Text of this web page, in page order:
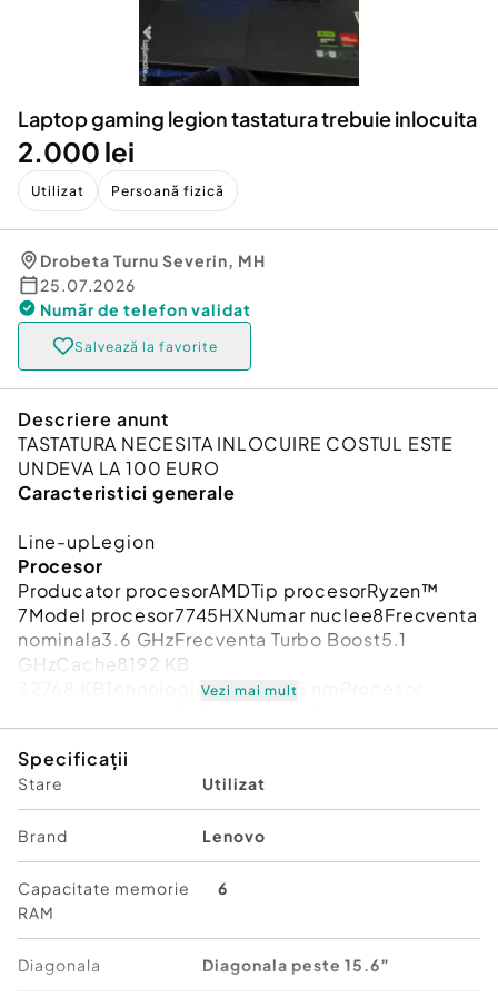
Animale de companie
Afaceri și echipamente profesionale
Inchiriere Bunuri si Vehicule
Piese auto si accesorii
Laptop gaming legion tastatura trebuie inlocuita
2.000 lei
Utilizat Persoană fizică
Drobeta Turnu Severin, MH
25.07.2026
Număr de telefon validat
Salvează la favorite
Descriere anunt
TASTATURA NECESITA INLOCUIRE COSTUL ESTE
UNDEVA LA 100 EURO
Caracteristici generale
Line-upLegion
Procesor
Producator procesorAMDTip procesorRyzen™
7Model procesor7745HXNumar nuclee8Frecventa
nominala3.6 GHzFrecventa Turbo Boost5.1
GHzCache8192 KB
32768 KBTehnologie procesor5 nmProcesor
Diagonala display16 inchFormat
displayWQXGATehnologie displayIPSRata de
refresh240 HzLuminozitate500 ntFinisaj
displayAnti-GlareTouchscreenNuRezolutie2560 x
1600
Memorie
Capacitate memorie32 GBTip
memorieDDR5Numar sloturi2Sloturi
ocupate2Frecventa5200 MHzCapacitate
memorie maxima suportata32 GB
Vezi mai mult
Specificații
Stare Utilizat
Brand Lenovo
Capacitate memorie
RAM
6
Diagonala Diagonala peste 15.6”